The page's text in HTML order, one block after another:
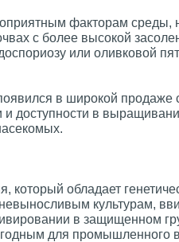
факторам среды,
с более высокой
или оливковой
в широкой продаже
доступности в
обладает
культурам,
в защищенном
для